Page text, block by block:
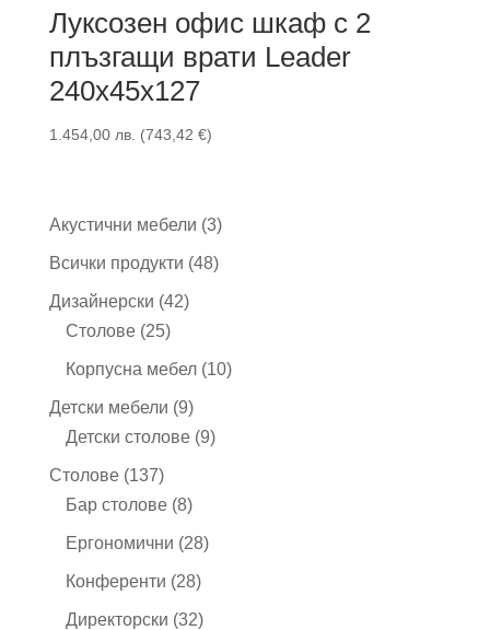
Луксозен офис шкаф с 2
плъзгащи врати Leader
240x45x127
1.454,00 лв. (743,42 €)
Акустични мебели 33
продукта
Всички продукти 4848
Дизайнерски 4242
Столове 2525
продукта
Корпусна мебел 1010
Детски мебели 99
продукта
Детски столове 99
Столове 137137
продукта
Бар столове 88
продукта
Ергономични 2828
Конференти 2828
продукта
Директорски 3232